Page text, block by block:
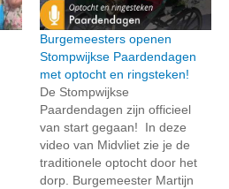
Burgemeesters openen
Stompwijkse Paardendagen
met optocht en ringsteken!
De Stompwijkse
Paardendagen zijn officieel
van start gegaan! In deze
video van Midvliet zie je de
traditionele optocht door het
dorp. Burgemeester Martijn